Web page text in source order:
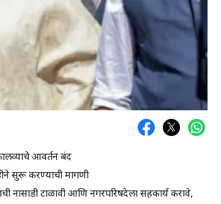
आवर्तन बंद
सुरू करण्याची मागणी
नासाडी टाळावी आणि नगरपरिषदेला सहकार्य करावे,